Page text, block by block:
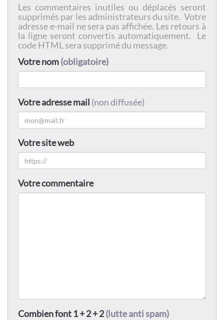
Les commentaires inutiles ou déplacés seront
supprimés par les administrateurs du site. Votre
adresse e-mail ne sera pas affichée. Les retours à
la ligne seront convertis automatiquement. Le
code HTML sera supprimé du message.
Votre nom(obligatoire)
Votre adresse mail (non diffusée)
Votre site web
Votre commentaire
Combien font 1 + 2 + 2(lutte anti spam)